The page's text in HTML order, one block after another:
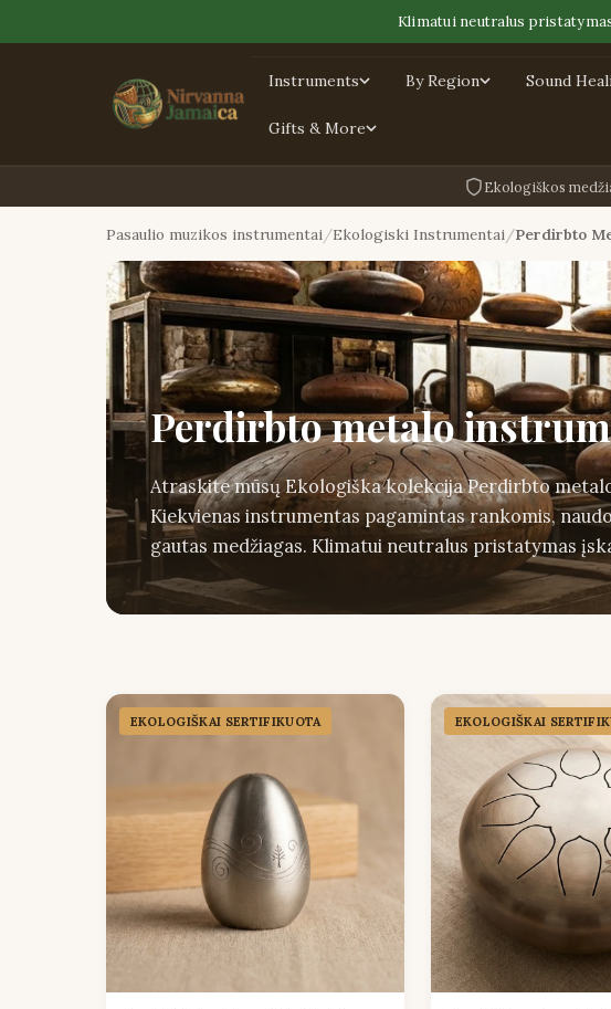
Klimatui neutralus
Instruments By Region Sound
Gifts & More
Ekologiškos
Pasaulio muzikos instrumentai Ekologiski Instrumentai Perdirbto
Perdirbto metalo
Atraskite mūsų Ekologiška kolekcija Perdirbto
Kiekvienas instrumentas pagamintas rankomis,
gautas medžiagas. Klimatui neutralus pristatymas
EKOLOGIŠKAI SERTIFIKUOTA EKOLOGIŠKAI